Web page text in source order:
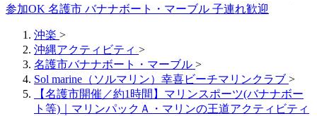
参加OK 名護市 バナナボート・マーブル 子連れ歓迎
沖楽 >
沖縄アクティビティ >
名護市バナナボート・マーブル >
Sol marine（ソルマリン）幸喜ビーチマリンクラブ >
【名護市開催／約1時間】マリンスポーツ(バナナボー
ト等)｜マリンパックＡ・マリンの王道アクティビティ